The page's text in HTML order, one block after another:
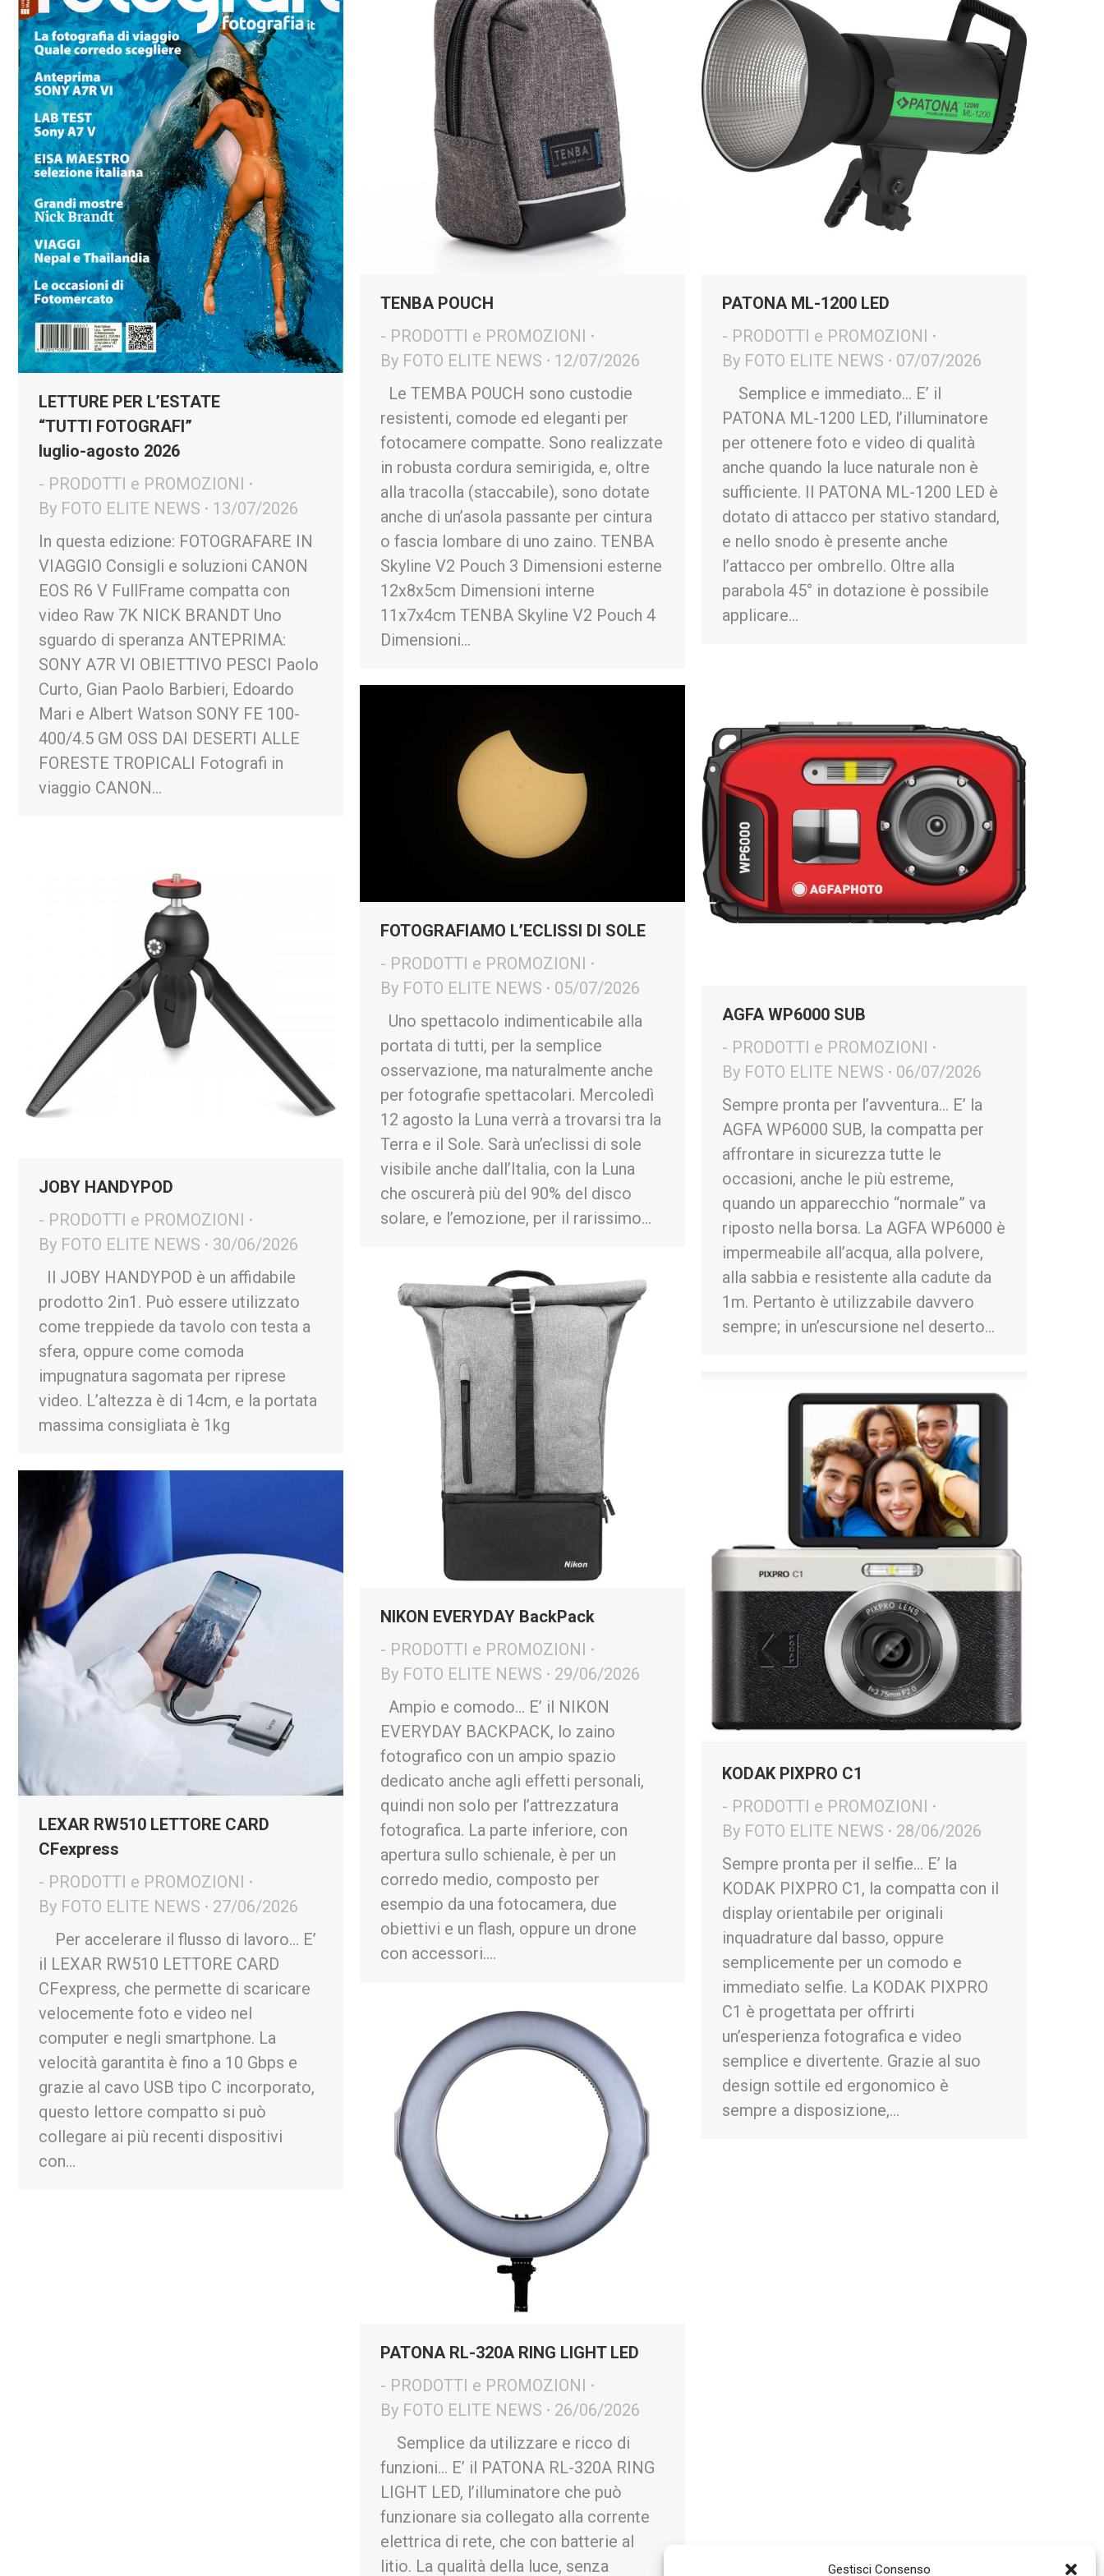
Gestisci Consenso
LETTURE PER L’ESTATE
“TUTTI FOTOGRAFI”
luglio-agosto 2026
- PRODOTTI e PROMOZIONI
By FOTO ELITE NEWS
13/07/2026
In questa edizione: FOTOGRAFARE IN
VIAGGIO Consigli e soluzioni CANON
EOS R6 V FullFrame compatta con
video Raw 7K NICK BRANDT Uno
sguardo di speranza ANTEPRIMA:
SONY A7R VI OBIETTIVO PESCI Paolo
Curto, Gian Paolo Barbieri, Edoardo
Mari e Albert Watson SONY FE 100-
400/4.5 GM OSS DAI DESERTI ALLE
FORESTE TROPICALI Fotografi in
viaggio CANON…
TENBA POUCH
- PRODOTTI e PROMOZIONI
By FOTO ELITE NEWS
12/07/2026
Le TEMBA POUCH sono custodie
resistenti, comode ed eleganti per
fotocamere compatte. Sono realizzate
in robusta cordura semirigida, e, oltre
alla tracolla (staccabile), sono dotate
anche di un’asola passante per cintura
o fascia lombare di uno zaino. TENBA
Skyline V2 Pouch 3 Dimensioni esterne
12x8x5cm Dimensioni interne
11x7x4cm TENBA Skyline V2 Pouch 4
Dimensioni…
PATONA ML-1200 LED
- PRODOTTI e PROMOZIONI
By FOTO ELITE NEWS
07/07/2026
Semplice e immediato… E’ il
PATONA ML-1200 LED, l’illuminatore
per ottenere foto e video di qualità
anche quando la luce naturale non è
sufficiente. Il PATONA ML-1200 LED è
dotato di attacco per stativo standard,
e nello snodo è presente anche
l’attacco per ombrello. Oltre alla
parabola 45° in dotazione è possibile
applicare…
AGFA WP6000 SUB
- PRODOTTI e PROMOZIONI
By FOTO ELITE NEWS
06/07/2026
Sempre pronta per l’avventura… E’ la
AGFA WP6000 SUB, la compatta per
affrontare in sicurezza tutte le
occasioni, anche le più estreme,
quando un apparecchio “normale” va
riposto nella borsa. La AGFA WP6000 è
impermeabile all’acqua, alla polvere,
alla sabbia e resistente alla cadute da
1m. Pertanto è utilizzabile davvero
sempre; in un’escursione nel deserto…
FOTOGRAFIAMO L’ECLISSI DI SOLE
- PRODOTTI e PROMOZIONI
By FOTO ELITE NEWS
05/07/2026
Uno spettacolo indimenticabile alla
portata di tutti, per la semplice
osservazione, ma naturalmente anche
per fotografie spettacolari. Mercoledì
12 agosto la Luna verrà a trovarsi tra la
Terra e il Sole. Sarà un’eclissi di sole
visibile anche dall’Italia, con la Luna
che oscurerà più del 90% del disco
solare, e l’emozione, per il rarissimo…
JOBY HANDYPOD
- PRODOTTI e PROMOZIONI
By FOTO ELITE NEWS
30/06/2026
Il JOBY HANDYPOD è un affidabile
prodotto 2in1. Può essere utilizzato
come treppiede da tavolo con testa a
sfera, oppure come comoda
impugnatura sagomata per riprese
video. L’altezza è di 14cm, e la portata
massima consigliata è 1kg
NIKON EVERYDAY BackPack
- PRODOTTI e PROMOZIONI
By FOTO ELITE NEWS
29/06/2026
Ampio e comodo… E’ il NIKON
EVERYDAY BACKPACK, lo zaino
fotografico con un ampio spazio
dedicato anche agli effetti personali,
quindi non solo per l’attrezzatura
fotografica. La parte inferiore, con
apertura sullo schienale, è per un
corredo medio, composto per
esempio da una fotocamera, due
obiettivi e un flash, oppure un drone
con accessori.…
KODAK PIXPRO C1
- PRODOTTI e PROMOZIONI
By FOTO ELITE NEWS
28/06/2026
Sempre pronta per il selfie… E’ la
KODAK PIXPRO C1, la compatta con il
display orientabile per originali
inquadrature dal basso, oppure
semplicemente per un comodo e
immediato selfie. La KODAK PIXPRO
C1 è progettata per offrirti
un’esperienza fotografica e video
semplice e divertente. Grazie al suo
design sottile ed ergonomico è
sempre a disposizione,…
LEXAR RW510 LETTORE CARD
CFexpress
- PRODOTTI e PROMOZIONI
By FOTO ELITE NEWS
27/06/2026
Per accelerare il flusso di lavoro… E’
il LEXAR RW510 LETTORE CARD
CFexpress, che permette di scaricare
velocemente foto e video nel
computer e negli smartphone. La
velocità garantita è fino a 10 Gbps e
grazie al cavo USB tipo C incorporato,
questo lettore compatto si può
collegare ai più recenti dispositivi
con…
PATONA RL-320A RING LIGHT LED
- PRODOTTI e PROMOZIONI
By FOTO ELITE NEWS
26/06/2026
Semplice da utilizzare e ricco di
funzioni… E’ il PATONA RL-320A RING
LIGHT LED, l’illuminatore che può
funzionare sia collegato alla corrente
elettrica di rete, che con batterie al
litio. La qualità della luce, senza